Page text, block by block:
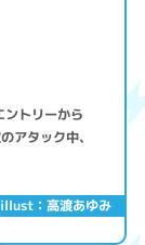
illust：高渡あゆみ
ントリーから
アタック中、